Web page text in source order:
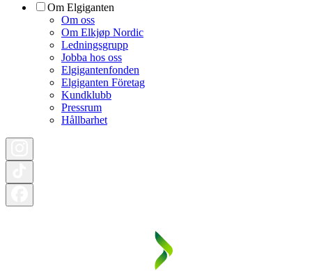
Om Elgiganten
Om oss
Om Elkjøp Nordic
Ledningsgrupp
Jobba hos oss
Elgigantenfonden
Elgiganten Företag
Kundklubb
Pressrum
Hållbarhet